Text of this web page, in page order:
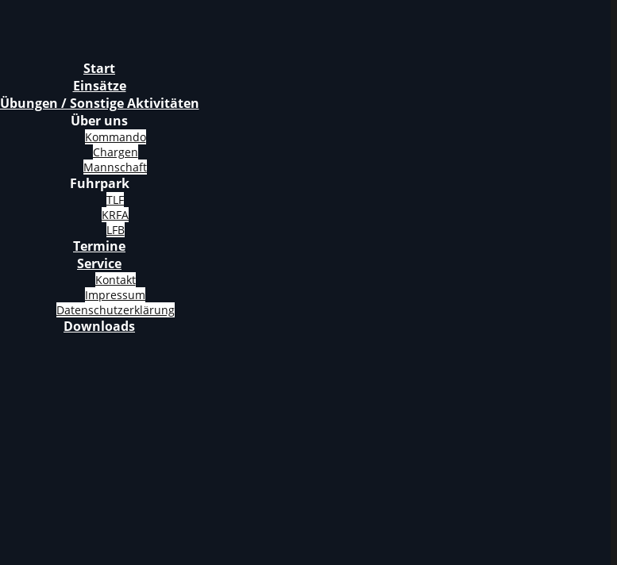
Start
Einsätze
Übungen / Sonstige Aktivitäten
Über uns
Kommando
Chargen
Mannschaft
Fuhrpark
TLF
KRFA
LFB
Termine
Service
Kontakt
Impressum
Datenschutzerklärung
Downloads